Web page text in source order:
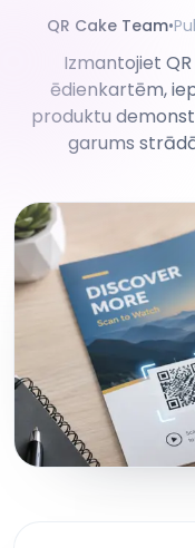
API
QR Cake Team•
Izmantojiet
ēdienkartēm,
produktu
garums